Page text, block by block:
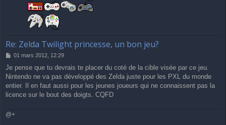
Re: Zelda Twilight princesse, un bon jeu?
M
s
s
a
g
01 mars 2012, 12:29
Je pense que tu devrais te placer du coté de la cible visée par ce jeu.
Nintendo ne va pas développé des Zelda juste pour les PXL du monde
entier. Il en faut aussi pour les jeunes joueurs qui ne connaissent pas la
licence sur le bout des doigts. CQFD
@+